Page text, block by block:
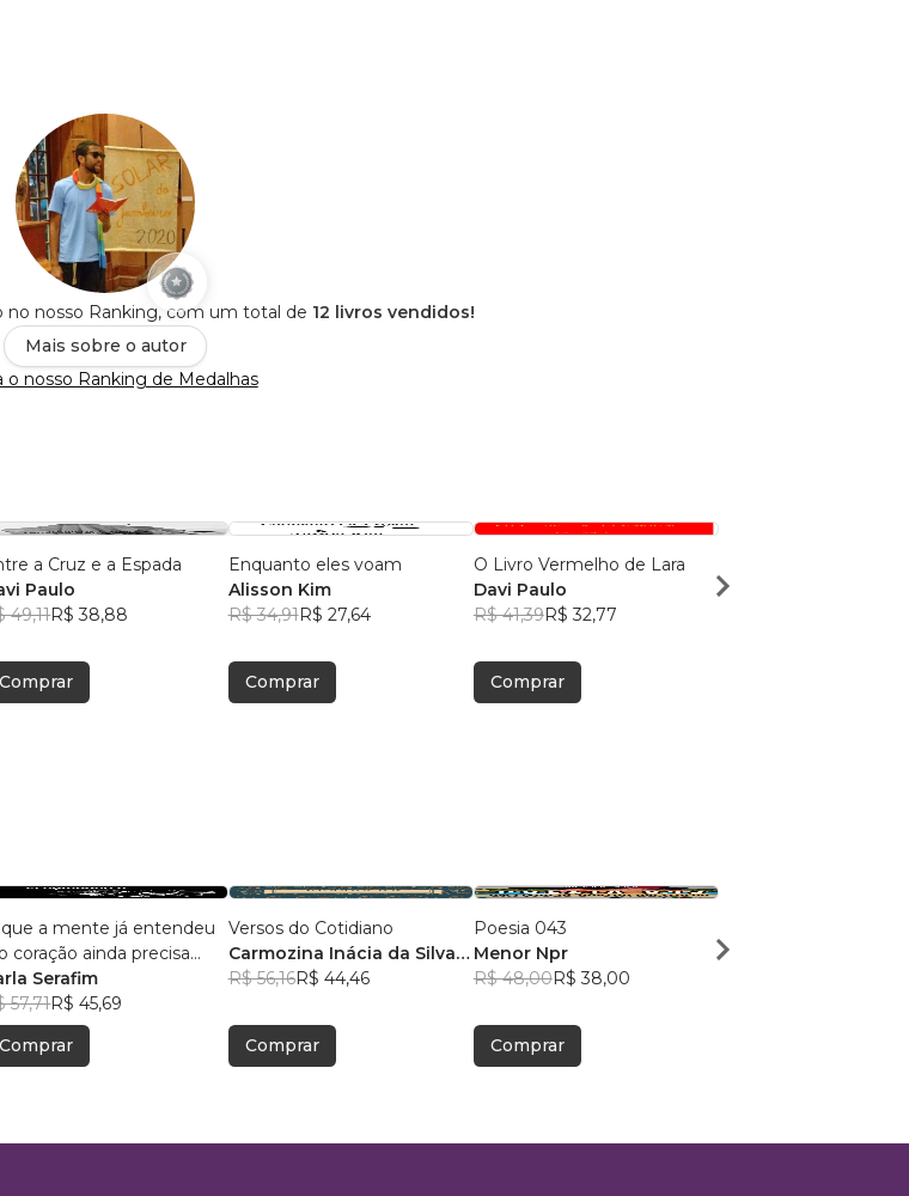
no nosso Ranking, com um total de 12 livros vendidos!
Mais sobre o autor
o nosso Ranking de Medalhas
a Cruz e a Espada
Paulo
49,11R$ 38,88
Comprar
Enquanto eles voam
Alisson Kim
R$ 34,91R$ 27,64
Comprar
O Livro Vermelho de Lara
Davi Paulo
R$ 41,39R$ 32,77
Comprar
Leno Oliveira
a mente já entendeu
coração ainda precisa
Serafim
57,71R$ 45,69
Comprar
Versos do Cotidiano
Carmozina Inácia da Silva
Rodrigues
R$ 56,16R$ 44,46
Comprar
Poesia 043
Menor Npr
R$ 48,00R$ 38,00
Comprar
Victor Sousa Silva